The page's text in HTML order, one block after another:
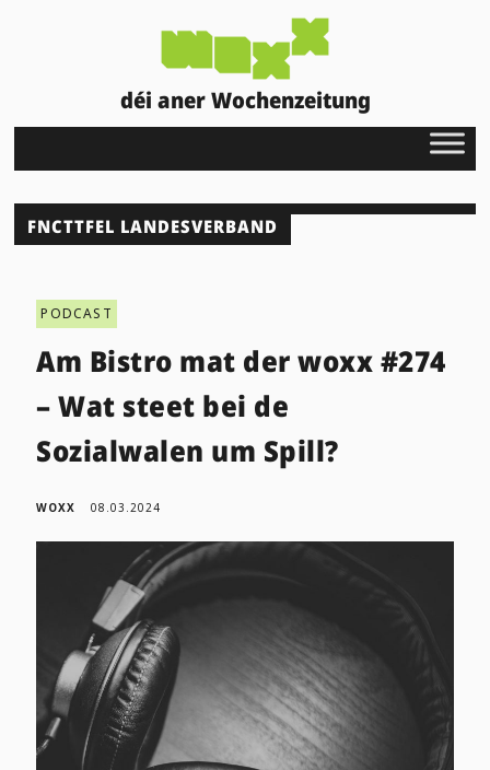
déi aner Wochenzeitung
FNCTTFEL LANDESVERBAND
PODCAST
Am Bistro mat der woxx #274
– Wat steet bei de
Sozialwalen um Spill?
WOXX 08.03.2024